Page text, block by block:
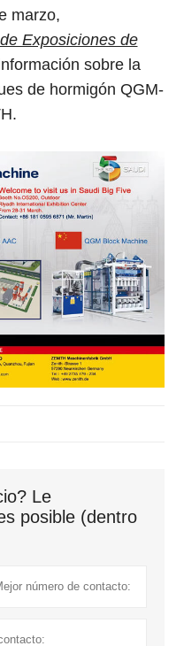
marzo,
Exposiciones de
sobre la
de hormigón QGM-
Le
posible (dentro